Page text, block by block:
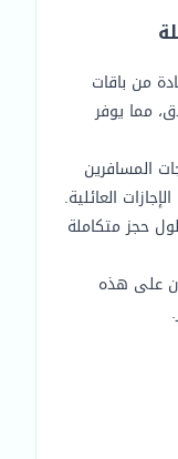
من باقات
مما يوفر
المسافرين
العائلية.
حجز متكاملة
على هذه